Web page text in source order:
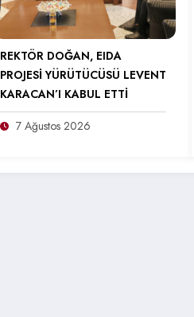
REKTÖR DOĞAN, EIDA
PROJESİ YÜRÜTÜCÜSÜ LEVENT
KARACAN’I KABUL ETTİ
7 Ağustos 2026